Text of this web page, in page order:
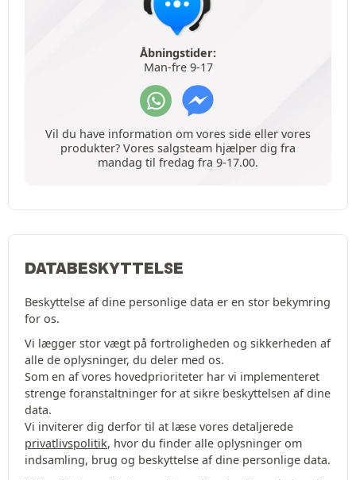
Åbningstider:
Man-fre 9-17
Vil du have information om vores side eller vores
produkter? Vores salgsteam hjælper dig fra
mandag til fredag fra 9-17.00.
DATABESKYTTELSE
Beskyttelse af dine personlige data er en stor bekymring
for os.
Vi lægger stor vægt på fortroligheden og sikkerheden af
alle de oplysninger, du deler med os.
Som en af vores hovedprioriteter har vi implementeret
strenge foranstaltninger for at sikre beskyttelsen af dine
data.
Vi inviterer dig derfor til at læse vores detaljerede
privatlivspolitik, hvor du finder alle oplysninger om
indsamling, brug og beskyttelse af dine personlige data.